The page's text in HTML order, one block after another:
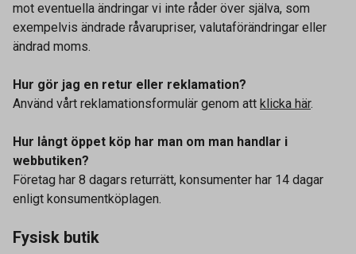
mot eventuella ändringar vi inte råder över själva, som
exempelvis ändrade råvarupriser, valutaförändringar eller
ändrad moms.
Hur gör jag en retur eller reklamation?
Använd vårt reklamationsformulär genom att klicka här.
Hur långt öppet köp har man om man handlar i
webbutiken?
Företag har 8 dagars returrätt, konsumenter har 14 dagar
enligt konsumentköplagen.
Fysisk butik